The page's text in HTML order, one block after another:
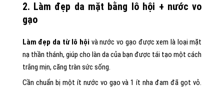
2. Làm đẹp da mặt bằng lô hội + nước vo
gạo
Làm đẹp da từ lô hội và nước vo gạo được xem là loại mặt
nạ thần thánh, giúp cho làn da của bạn được tái tạo một cách
trắng mịn, căng tràn sức sống.
Cần chuẩn bị một ít nước vo gạo và 1 ít nha đam đã gọt vỏ.